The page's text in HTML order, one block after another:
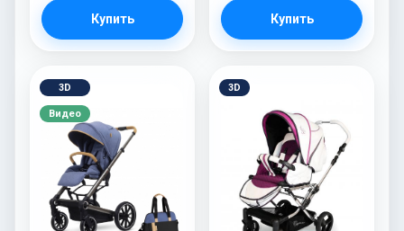
Купить Купить
3D
Видео
3D